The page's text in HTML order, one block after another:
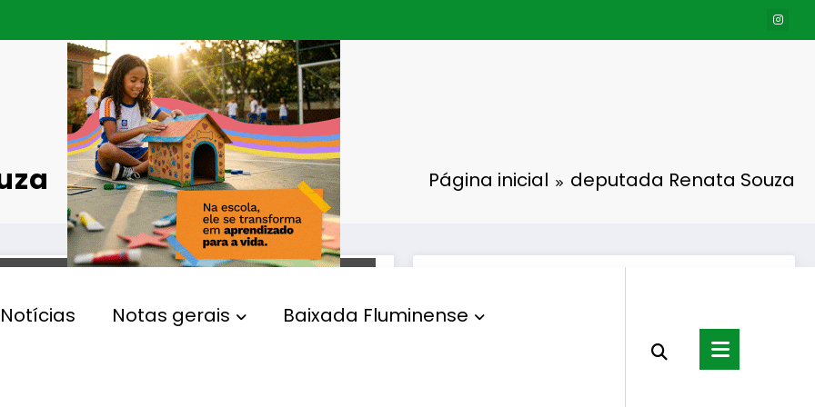
Notícias Notas gerais Baixada Fluminense
Página inicial deputada Renata Souza
Governo do Estado sanciona